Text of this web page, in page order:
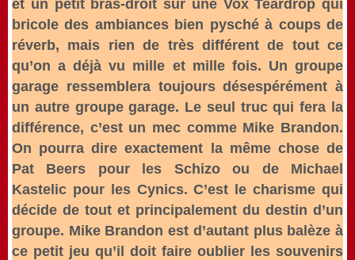
et un petit bras-droit sur une Vox Teardrop qui
bricole des ambiances bien pysché à coups de
réverb, mais rien de très différent de tout ce
qu’on a déjà vu mille et mille fois. Un groupe
garage ressemblera toujours désespérément à
un autre groupe garage. Le seul truc qui fera la
différence, c’est un mec comme Mike Brandon.
On pourra dire exactement la même chose de
Pat Beers pour les Schizo ou de Michael
Kastelic pour les Cynics. C’est le charisme qui
décide de tout et principalement du destin d’un
groupe. Mike Brandon est d’autant plus balèze à
ce petit jeu qu’il doit faire oublier les souvenirs